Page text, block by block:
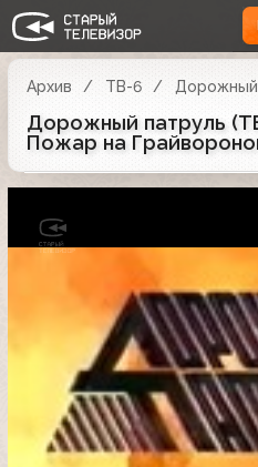
Архив ТВ-6 Дорожный
Дорожный патруль
Пожар на